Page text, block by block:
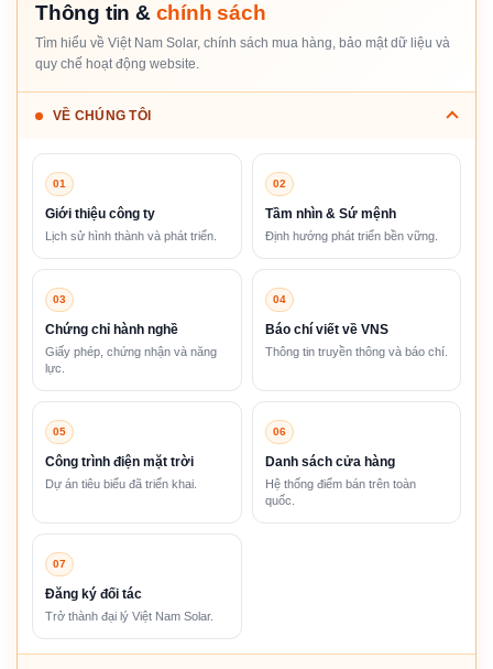
Thông tin & chính sách
Tìm hiểu về Việt Nam Solar, chính sách mua hàng, bảo mật dữ liệu và
quy chế hoạt động website.
VỀ CHÚNG TÔI
01
Giới thiệu công ty
Lịch sử hình thành và phát triển.
02
Tầm nhìn & Sứ mệnh
Định hướng phát triển bền vững.
03
Chứng chỉ hành nghề
Giấy phép, chứng nhận và năng
lực.
04
Báo chí viết về VNS
Thông tin truyền thông và báo chí.
05
Công trình điện mặt trời
Dự án tiêu biểu đã triển khai.
06
Danh sách cửa hàng
Hệ thống điểm bán trên toàn
quốc.
07
Đăng ký đối tác
Trở thành đại lý Việt Nam Solar.